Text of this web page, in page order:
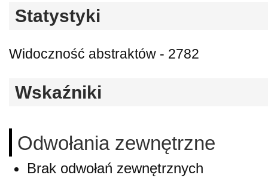
Statystyki
Widoczność abstraktów - 2782
Wskaźniki
Odwołania zewnętrzne
Brak odwołań zewnętrznych